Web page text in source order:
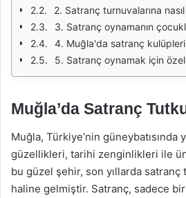
2. Satranç turnuvalarına
3. Satranç oynamanın
4. Muğla'da satranç kulüplerinin
5. Satranç oynamak için özel
Muğla’da Satranç
Muğla, Türkiye’nin güneybatısında
güzellikleri, tarihi zenginlikleri ile
bu güzel şehir, son yıllarda
haline gelmiştir. Satranç, sadece